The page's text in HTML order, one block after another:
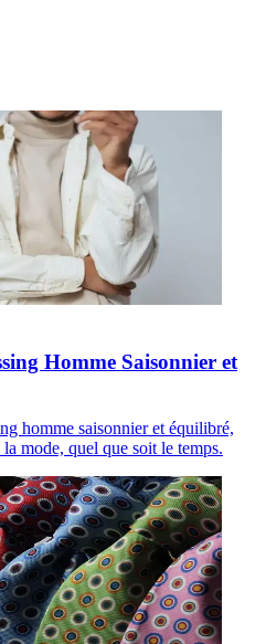
Homme Saisonnier et
homme saisonnier et équilibré,
mode, quel que soit le temps.